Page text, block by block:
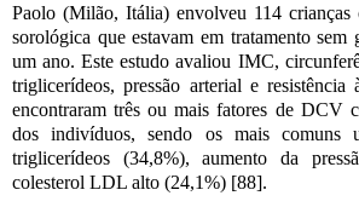
Paolo (Milão, Itália) envolveu 114 crianças
sorológica que estavam em tratamento
um ano. Este estudo avaliou IMC,
triglicerídeos, pressão arterial e resistência
encontraram três ou mais fatores de DCV
dos indivíduos, sendo os mais comuns
triglicerídeos (34,8%), aumento da
colesterol LDL alto (24,1%) [88].